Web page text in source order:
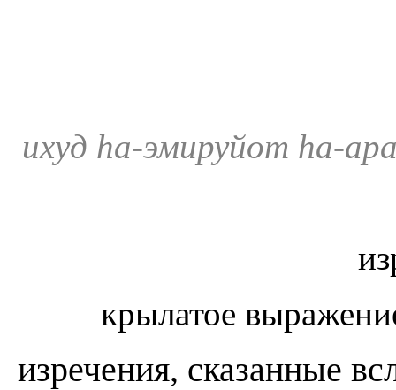
ихуд hа-эмируйот hа-
крылатое
изречения, сказанные